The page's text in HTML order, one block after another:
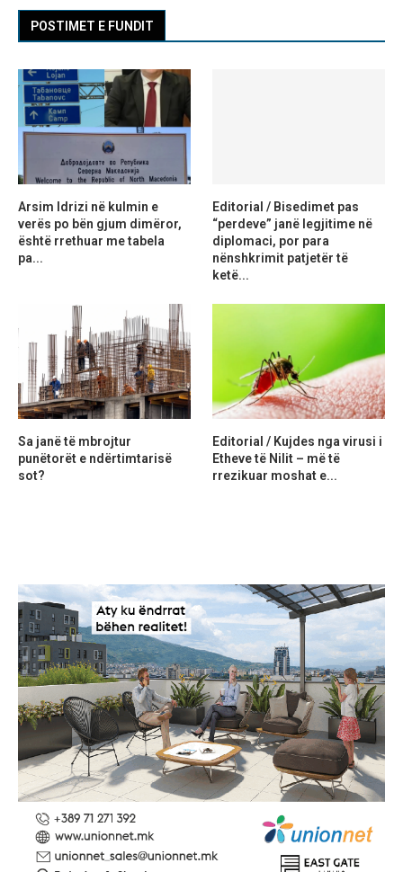
POSTIMET E FUNDIT
Arsim Idrizi në kulmin e
verës po bën gjum dimëror,
është rrethuar me tabela
pa...
Editorial / Bisedimet pas
“perdeve” janë legjitime në
diplomaci, por para
nënshkrimit patjetër të
ketë...
Sa janë të mbrojtur
punëtorët e ndërtimtarisë
sot?
Editorial / Kujdes nga virusi i
Etheve të Nilit – më të
rrezikuar moshat e...